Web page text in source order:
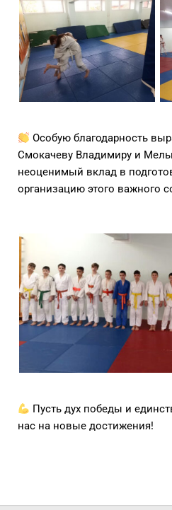
Особую благодарность
Смокачеву Владимиру и
неоценимый вклад в
организацию этого важного
Пусть дух победы и
нас на новые достижения!